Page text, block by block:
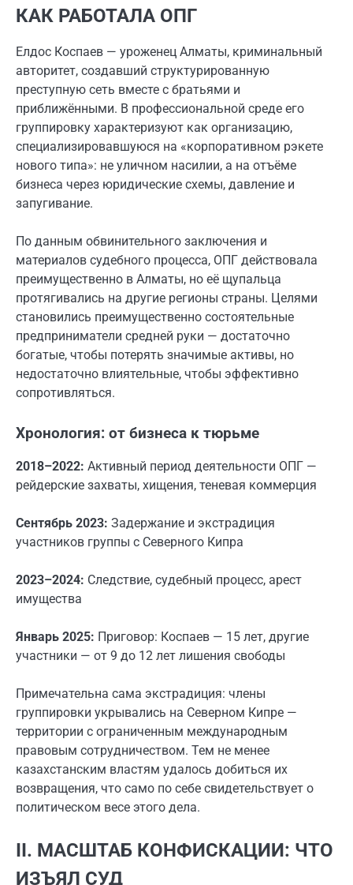
КАК РАБОТАЛА ОПГ
Елдос Коспаев — уроженец Алматы, криминальный
авторитет, создавший структурированную
преступную сеть вместе с братьями и
приближёнными. В профессиональной среде его
группировку характеризуют как организацию,
специализировавшуюся на «корпоративном рэкете
нового типа»: не уличном насилии, а на отъёме
бизнеса через юридические схемы, давление и
запугивание.
По данным обвинительного заключения и
материалов судебного процесса, ОПГ действовала
преимущественно в Алматы, но её щупальца
протягивались на другие регионы страны. Целями
становились преимущественно состоятельные
предприниматели средней руки — достаточно
богатые, чтобы потерять значимые активы, но
недостаточно влиятельные, чтобы эффективно
сопротивляться.
Хронология: от бизнеса к тюрьме
2018–2022: Активный период деятельности ОПГ —
рейдерские захваты, хищения, теневая коммерция
Сентябрь 2023: Задержание и экстрадиция
участников группы с Северного Кипра
2023–2024: Следствие, судебный процесс, арест
имущества
Январь 2025: Приговор: Коспаев — 15 лет, другие
участники — от 9 до 12 лет лишения свободы
Примечательна сама экстрадиция: члены
группировки укрывались на Северном Кипре —
территории с ограниченным международным
правовым сотрудничеством. Тем не менее
казахстанским властям удалось добиться их
возвращения, что само по себе свидетельствует о
политическом весе этого дела.
II. МАСШТАБ КОНФИСКАЦИИ: ЧТО
ИЗЪЯЛ СУД